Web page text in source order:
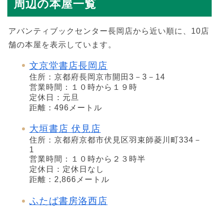
周辺の本屋一覧
アバンティブックセンター長岡店から近い順に、10店
舗の本屋を表示しています。
文京堂書店長岡店
住所：京都府長岡京市開田3－3－14
営業時間：１０時から１９時
定休日：元旦
距離：496メートル
大垣書店 伏見店
住所：京都府京都市伏見区羽束師菱川町334－
1
営業時間：１０時から２３時半
定休日：定休日なし
距離：2,866メートル
ふたば書房洛西店